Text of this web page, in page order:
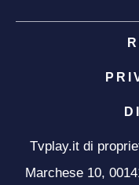
Tvplay.it di
Marchese 10,